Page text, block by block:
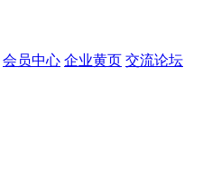
会员中心 企业黄页 交流论坛